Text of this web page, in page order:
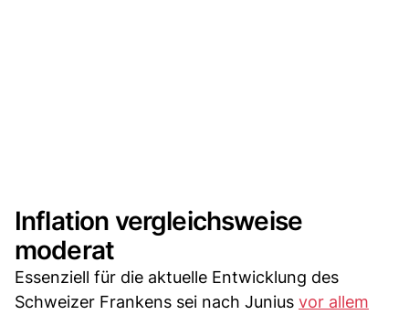
Inflation vergleichsweise
moderat
Essenziell für die aktuelle Entwicklung des
Schweizer Frankens sei nach Junius vor allem